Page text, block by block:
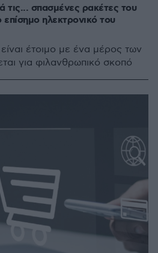
σπασμένες ρακέτες του
ηλεκτρονικό του
έτοιμο με ένα μέρος των
για φιλανθρωπικό σκοπό